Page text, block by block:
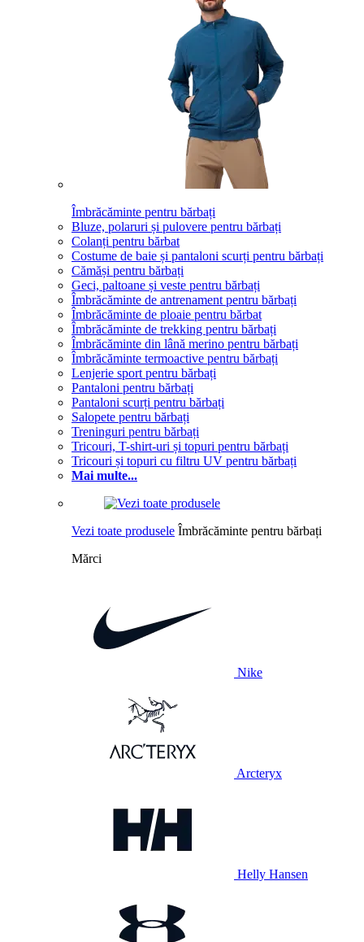
Îmbrăcăminte pentru bărbați
Bluze, polaruri și pulovere pentru bărbați
Colanți pentru bărbat
Costume de baie și pantaloni scurți pentru bărbați
Cămăși pentru bărbați
Geci, paltoane și veste pentru bărbați
Îmbrăcăminte de antrenament pentru bărbați
Îmbrăcăminte de ploaie pentru bărbat
Îmbrăcăminte de trekking pentru bărbați
Îmbrăcăminte din lână merino pentru bărbați
Îmbrăcăminte termoactive pentru bărbați
Lenjerie sport pentru bărbați
Pantaloni pentru bărbați
Pantaloni scurți pentru bărbați
Salopete pentru bărbați
Treninguri pentru bărbați
Tricouri, T-shirt-uri și topuri pentru bărbați
Tricouri și topuri cu filtru UV pentru bărbați
Mai multe...
Vezi toate produsele Îmbrăcăminte pentru bărbați
Mărci
Nike
Arcteryx
Helly Hansen